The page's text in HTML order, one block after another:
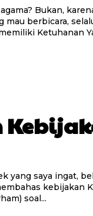
mau berbicara,
Ketuhanan
kebijakan
soal...